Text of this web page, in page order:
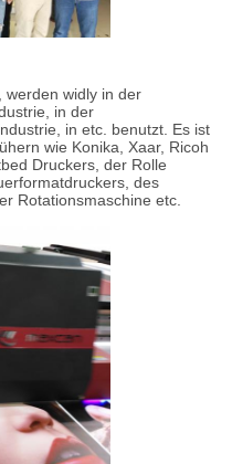
werden widly in der
in der
in etc. benutzt. Es ist
wie Konika, Xaar, Ricoh
Druckers, der Rolle
des
Rotationsmaschine etc.